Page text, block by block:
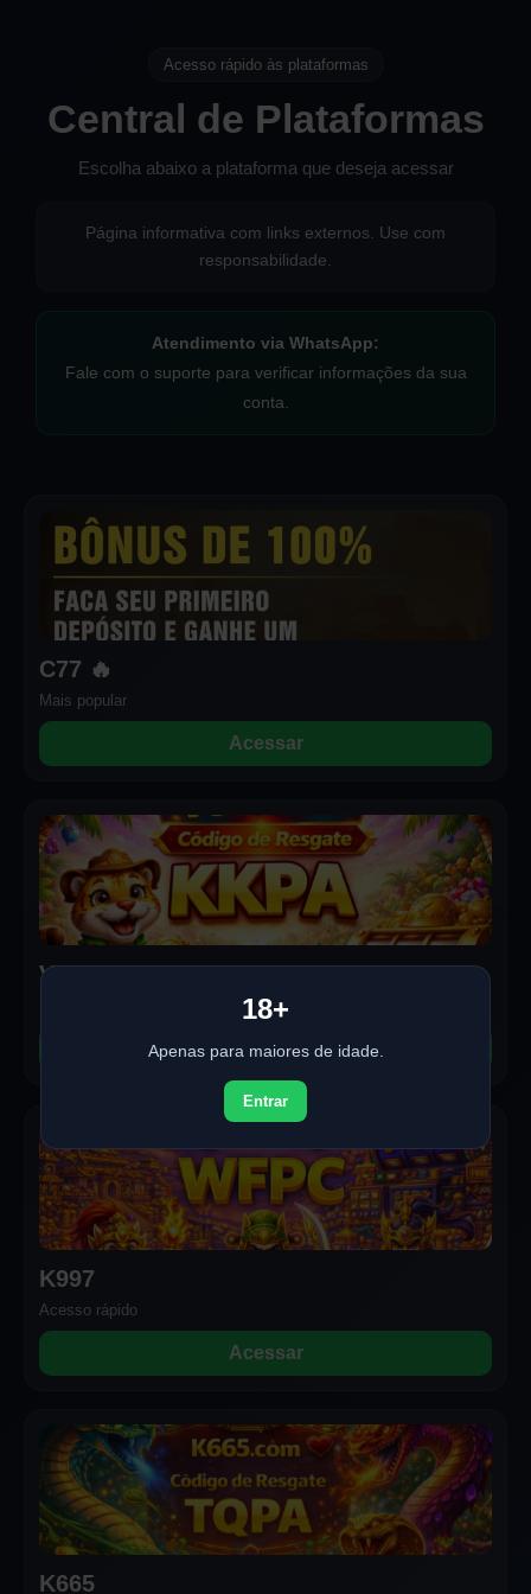
18+
Apenas para maiores de idade.
Entrar
Acesso rápido às plataformas
Central de Plataformas
Escolha abaixo a plataforma que deseja acessar
Página informativa com links externos. Use com
responsabilidade.
Atendimento via WhatsApp:
Fale com o suporte para verificar informações da sua
conta.
C77 🔥
Mais popular
Acessar
V68
Acessar
K997
Acesso rápido
Acessar
K665